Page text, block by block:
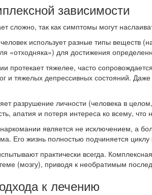
зависимости
сложно, так как симптомы могут
использует разные типы веществ
«отходняка») для достижения
протекает тяжелее, часто
и тяжелых депрессивных состояний.
разрушение личности (человека в
апатия и потеря интереса ко всему, что
является не исключением, а
Его жизнь полностью подчиняется
практически всегда.
(мозгу), приводя к необратимым
к лечению